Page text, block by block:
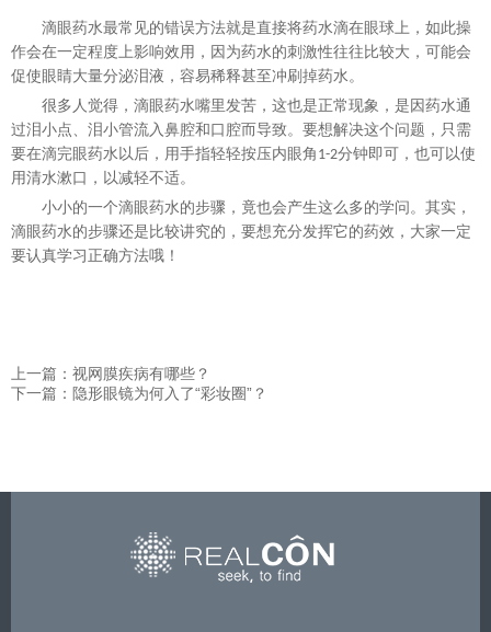
滴眼药水最常见的错误方法就是直接将药水滴在眼球上，如此操
作会在一定程度上影响效用，因为药水的刺激性往往比较大，可能会
促使眼睛大量分泌泪液，容易稀释甚至冲刷掉药水。
很多人觉得，滴眼药水嘴里发苦，这也是正常现象 ， 是因药水通
过泪小点、泪小管流入鼻腔和口腔而导致。要想解决这个问题，只需
要在滴完眼药水以后，用手指轻轻按压内眼角 1-2分钟即可，也可以使
用清水漱口，以减轻不适。
小小的一个滴眼药水的步骤，竟也会产生这么多的学问。其实，
滴眼药水的步骤还是比较讲究的，要想充分发挥它的药效，大家一定
要认真学习正确方法哦！
上一篇：视网膜疾病有哪些？
下一篇：隐形眼镜为何入了“彩妆圈”？